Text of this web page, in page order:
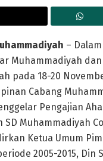
–
Muhammadiyah
pada 18-20
Cabang
Pengajian
SD Muhammadiyah
Ketua Umum
2005-2015, Din